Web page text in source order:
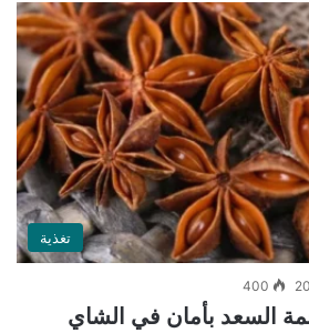
تغذية
400
السعد بأمان في الشاي